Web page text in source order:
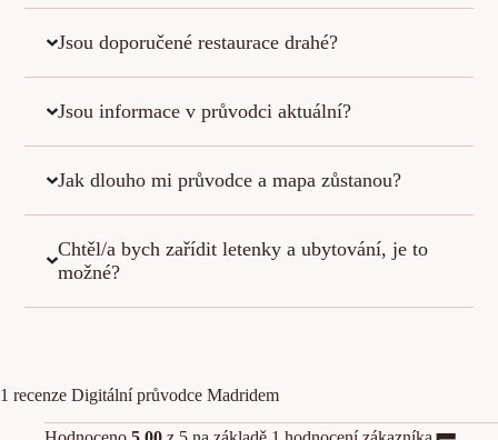
Jsou doporučené restaurace drahé?
Jsou informace v průvodci aktuální?
Jak dlouho mi průvodce a mapa zůstanou?
Chtěl/a bych zařídit letenky a ubytování, je to
možné?
1 recenze Digitální průvodce Madridem